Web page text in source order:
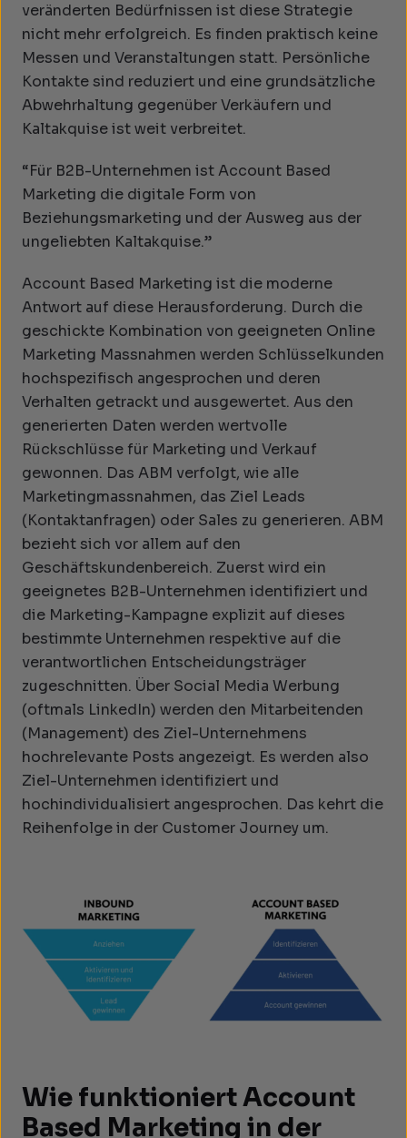
veränderten Bedürfnissen ist diese Strategie
nicht mehr erfolgreich. Es finden praktisch keine
Messen und Veranstaltungen statt. Persönliche
Kontakte sind reduziert und eine grundsätzliche
Abwehrhaltung gegenüber Verkäufern und
Kaltakquise ist weit verbreitet.
“Für B2B-Unternehmen ist Account Based
Marketing die digitale Form von
Beziehungsmarketing und der Ausweg aus der
ungeliebten Kaltakquise.”
Account Based Marketing ist die moderne
Antwort auf diese Herausforderung. Durch die
geschickte Kombination von geeigneten Online
Marketing Massnahmen werden Schlüsselkunden
hochspezifisch angesprochen und deren
Verhalten getrackt und ausgewertet. Aus den
generierten Daten werden wertvolle
Rückschlüsse für Marketing und Verkauf
gewonnen. Das ABM verfolgt, wie alle
Marketingmassnahmen, das Ziel Leads
(Kontaktanfragen) oder Sales zu generieren. ABM
bezieht sich vor allem auf den
Geschäftskundenbereich. Zuerst wird ein
geeignetes B2B-Unternehmen identifiziert und
die Marketing-Kampagne explizit auf dieses
bestimmte Unternehmen respektive auf die
verantwortlichen Entscheidungsträger
zugeschnitten. Über Social Media Werbung
(oftmals LinkedIn) werden den Mitarbeitenden
(Management) des Ziel-Unternehmens
hochrelevante Posts angezeigt. Es werden also
Ziel-Unternehmen identifiziert und
hochindividualisiert angesprochen. Das kehrt die
Reihenfolge in der Customer Journey um.
Wie funktioniert Account
Based Marketing in der